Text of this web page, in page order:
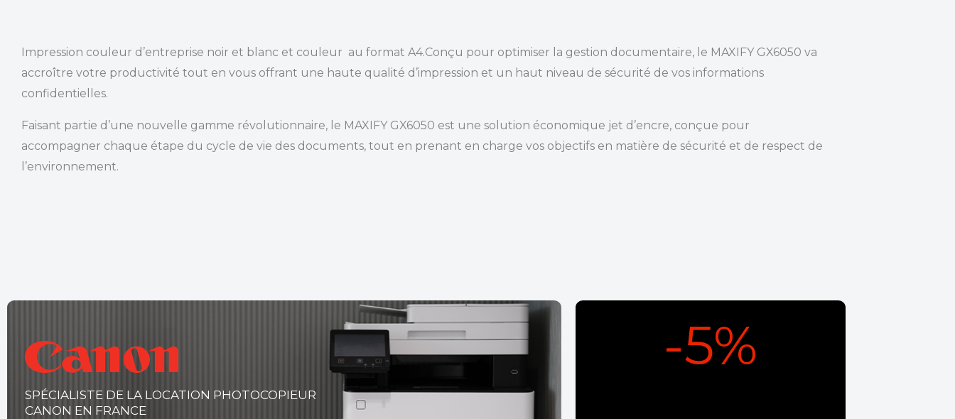
Impression couleur d’entreprise noir et blanc et couleur au format A4.Conçu pour optimiser la gestion documentaire, le MAXIFY GX6050 va
accroître votre productivité tout en vous offrant une haute qualité d’impression et un haut niveau de sécurité de vos informations
confidentielles.
Faisant partie d’une nouvelle gamme révolutionnaire, le MAXIFY GX6050 est une solution économique jet d’encre, conçue pour
accompagner chaque étape du cycle de vie des documents, tout en prenant en charge vos objectifs en matière de sécurité et de respect de
l’environnement.
SPÉCIALISTE DE LA LOCATION PHOTOCOPIEUR
CANON EN FRANCE
-5%